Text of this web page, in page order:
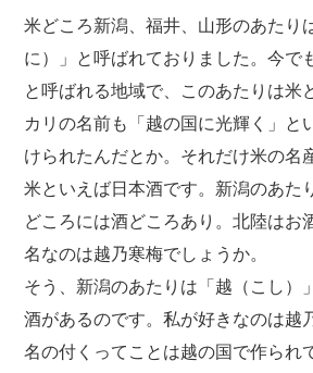
米どころ新潟、福井、山形のあたり
に）」と呼ばれておりました。今で
と呼ばれる地域で、このあたりは米
カリの名前も「越の国に光輝く」と
けられたんだとか。それだけ米の名
米といえば日本酒です。新潟のあた
どころには酒どころあり。北陸はお
名なのは越乃寒梅でしょうか。
そう、新潟のあたりは「越（こし）
酒があるのです。私が好きなのは越
名の付くってことは越の国で作られ